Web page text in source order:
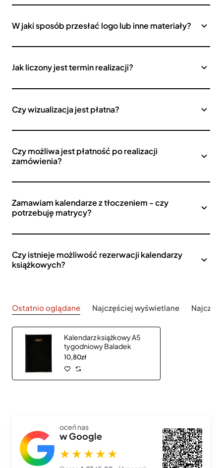
W jaki sposób przesłać logo lub inne materiały?
Jak liczony jest termin realizacji?
Czy wizualizacja jest płatna?
Czy możliwa jest płatność po realizacji
zamówienia?
Zamawiam kalendarze z tłoczeniem - czy
potrzebuję matrycy?
Czy istnieje możliwość rezerwacji kalendarzy
książkowych?
Ostatnio oglądane Najczęściej wyświetlane
Kalendarz książkowy A5
tygodniowy Baladek
10,80zł
oceń nas
w Google
★★★★★